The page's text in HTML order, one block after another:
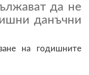
да не
данъчни
на годишните